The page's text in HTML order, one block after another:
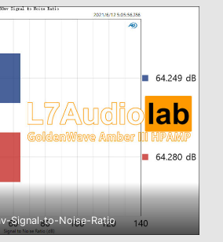
Signal-to-Noise-Ratio